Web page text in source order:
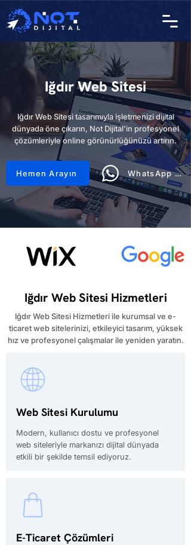
Iğdır Web Sitesi
Iğdır Web Sitesi tasarımıyla işletmenizi dijital
dünyada öne çıkarın, Not Dijital'in profesyonel
çözümleriyle online görünürlüğünüzü artırın.
Hemen Arayın WhatsApp Hattı
Iğdır Web Sitesi Hizmetleri
Iğdır Web Sitesi Hizmetleri ile kurumsal ve e-
ticaret web sitelerinizi, etkileyici tasarım, yüksek
hız ve profesyonel çalışmalar ile yeniden yaratın.
Web Sitesi Kurulumu
Modern, kullanıcı dostu ve profesyonel
web siteleriyle markanızı dijital dünyada
etkili bir şekilde temsil ediyoruz.
E-Ticaret Çözümleri